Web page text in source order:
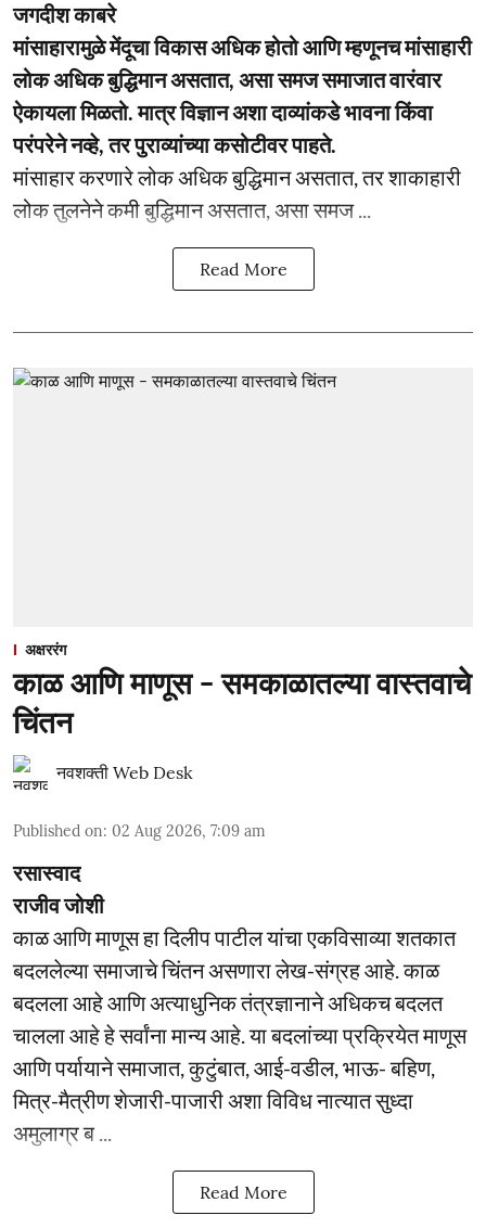
जगदीश काबरे
मांसाहारामुळे मेंदूचा विकास अधिक होतो आणि म्हणूनच मांसाहारी
लोक अधिक बुद्धिमान असतात, असा समज समाजात वारंवार
ऐकायला मिळतो. मात्र विज्ञान अशा दाव्यांकडे भावना किंवा
परंपरेने नव्हे, तर पुराव्यांच्या कसोटीवर पाहते.
मांसाहार करणारे लोक अधिक बुद्धिमान असतात, तर शाकाहारी
लोक तुलनेने कमी बुद्धिमान असतात, असा समज ...
Read More
अक्षररंग
काळ आणि माणूस - समकाळातल्या वास्तवाचे
चिंतन
नवशक्ती Web Desk
Published on: 02 Aug 2026, 7:09 am
रसास्वाद
राजीव जोशी
काळ आणि माणूस हा दिलीप पाटील यांचा एकविसाव्या शतकात
बदललेल्या समाजाचे चिंतन असणारा लेख-संग्रह आहे. काळ
बदलला आहे आणि अत्याधुनिक तंत्रज्ञानाने अधिकच बदलत
चालला आहे हे सर्वांना मान्य आहे. या बदलांच्या प्रक्रियेत माणूस
आणि पर्यायाने समाजात, कुटुंबात, आई-वडील, भाऊ- बहिण,
मित्र-मैत्रीण शेजारी-पाजारी अशा विविध नात्यात सुध्दा
अमुलाग्र ब ...
Read More